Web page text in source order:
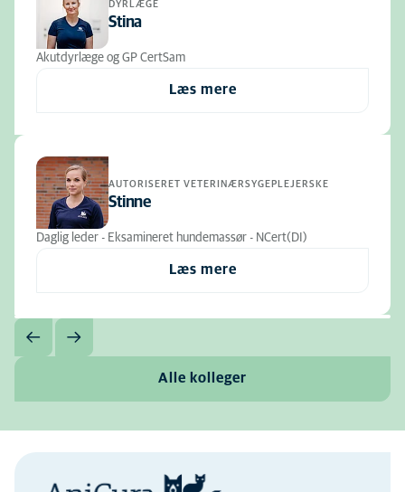
DYRLÆGE
Stina
Akutdyrlæge og GP CertSam
Læs mere
AUTORISERET VETERINÆRSYGEPLEJERSKE
Stinne
Daglig leder - Eksamineret hundemassør - NCert(DI)
Læs mere
Alle kolleger